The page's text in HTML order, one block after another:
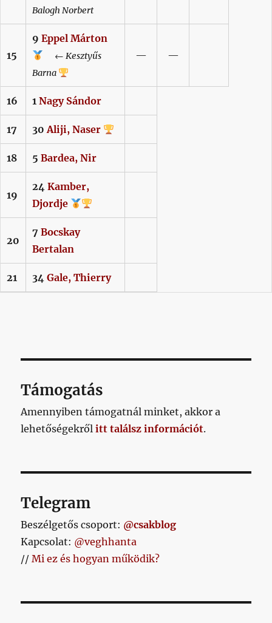
Balogh Norbert
15
9 Eppel Márton
← Kesztyűs
Barna
— —
16 1 Nagy Sándor
17 30Aliji, Naser
18 5 Bardea, Nir
19
24 Kamber,
Djordje
20
7 Bocskay
Bertalan
21 34 Gale, Thierry
Támogatás
Amennyiben támogatnál minket, akkor a
lehetőségekrőlitt találsz információt.
Telegram
Beszélgetős csoport: @csakblog
Kapcsolat: @veghhanta
//Mi ez és hogyan működik?